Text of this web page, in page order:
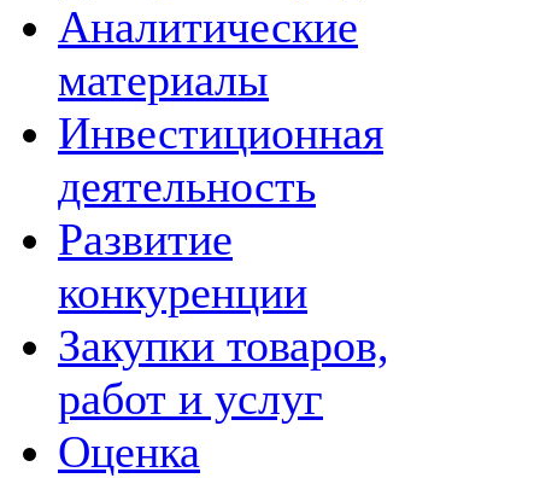
Аналитические
материалы
Инвестиционная
деятельность
Развитие
конкуренции
Закупки товаров,
работ и услуг
Оценка